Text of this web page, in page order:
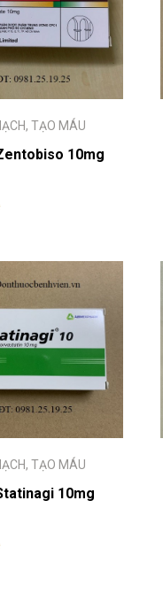
TẠO MÁU
10mg
TẠO MÁU
10mg